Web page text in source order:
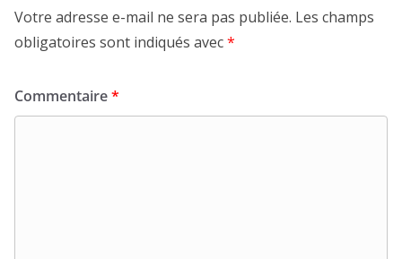
Votre adresse e-mail ne sera pas publiée. Les champs
obligatoires sont indiqués avec*
Commentaire*